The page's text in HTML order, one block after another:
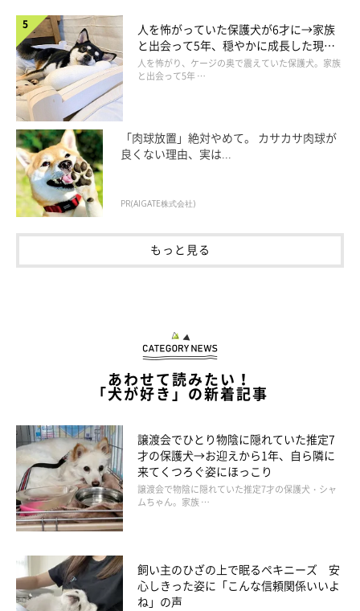
人を怖がっていた保護犬が6才に→家族
と出会って5年、穏やかに成長した現在
の姿にグッとくる
人を怖がり、ケージの奥で震えていた保護犬。家族
と出会って5年 …
「肉球放置」絶対やめて。 カサカサ肉球が
良くない理由、実は...
PR(AIGATE株式会社)
もっと見る
あわせて読みたい！
「犬が好き」の新着記事
譲渡会でひとり物陰に隠れていた推定7
才の保護犬→お迎えから1年、自ら隣に
来てくつろぐ姿にほっこり
譲渡会で物陰に隠れていた推定7才の保護犬・シャ
ムちゃん。家族 …
飼い主のひざの上で眠るペキニーズ 安
心しきった姿に「こんな信頼関係いいよ
ね」の声